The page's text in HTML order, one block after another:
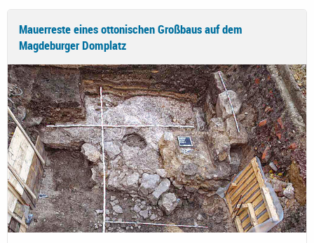
Mauerreste eines ottonischen Großbaus auf dem
Magdeburger Domplatz